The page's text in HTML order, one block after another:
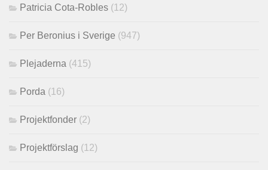
Patricia Cota-Robles (12)
Per Beronius i Sverige (947)
Plejaderna (415)
Porda (16)
Projektfonder (2)
Projektförslag (12)